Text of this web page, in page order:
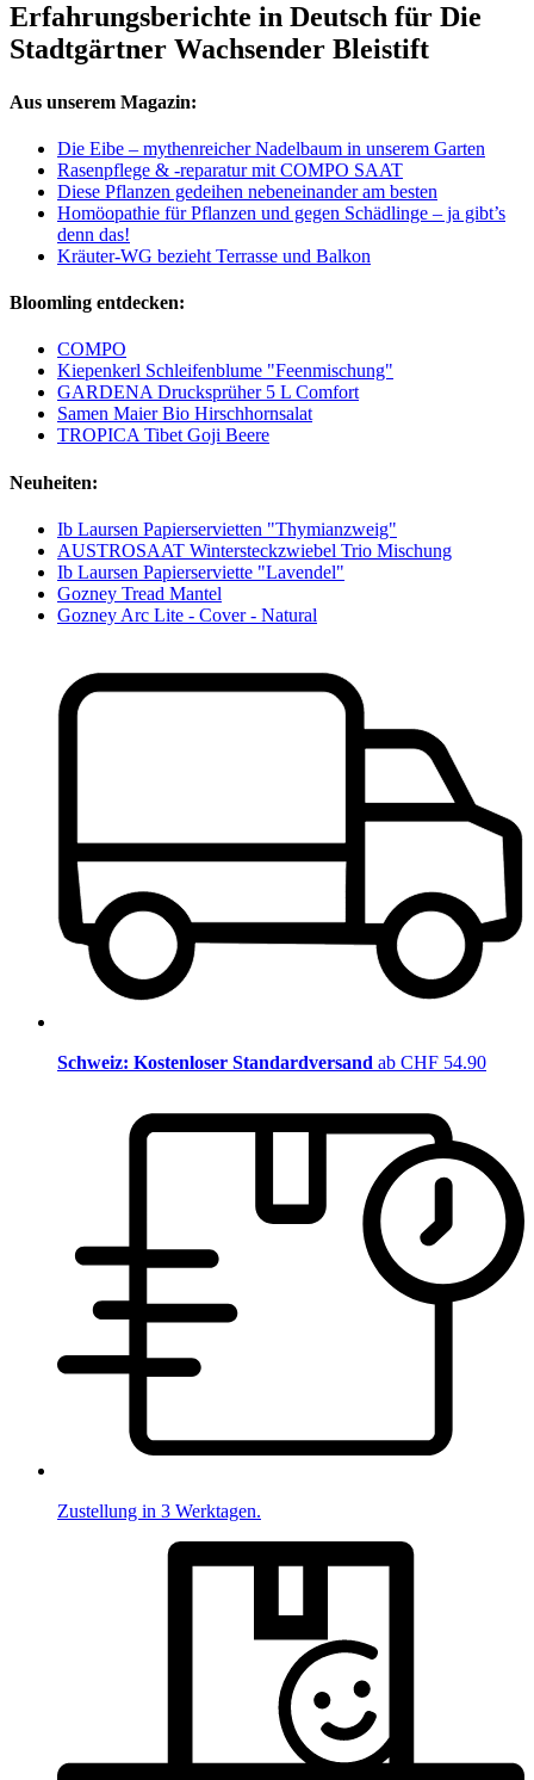
Erfahrungsberichte in Deutsch für Die
Stadtgärtner Wachsender Bleistift
Aus unserem Magazin:
Die Eibe – mythenreicher Nadelbaum in unserem Garten
Rasenpflege & -reparatur mit COMPO SAAT
Diese Pflanzen gedeihen nebeneinander am besten
Homöopathie für Pflanzen und gegen Schädlinge – ja gibt’s
denn das!
Kräuter-WG bezieht Terrasse und Balkon
Bloomling entdecken:
COMPO
Kiepenkerl Schleifenblume "Feenmischung"
GARDENA Drucksprüher 5 L Comfort
Samen Maier Bio Hirschhornsalat
TROPICA Tibet Goji Beere
Neuheiten:
Ib Laursen Papierservietten "Thymianzweig"
AUSTROSAAT Wintersteckzwiebel Trio Mischung
Ib Laursen Papierserviette "Lavendel"
Gozney Tread Mantel
Gozney Arc Lite - Cover - Natural
Schweiz: Kostenloser Standardversand ab CHF 54.90
Zustellung in 3 Werktagen.